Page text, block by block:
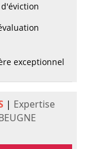
exceptionnel
| Expertise